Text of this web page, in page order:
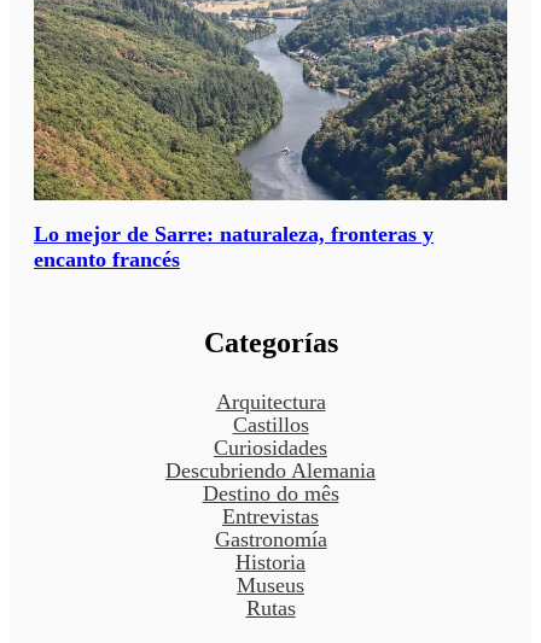
Lo mejor de Sarre: naturaleza, fronteras y
encanto francés
Categorías
Arquitectura
Castillos
Curiosidades
Descubriendo Alemania
Destino do mês
Entrevistas
Gastronomía
Historia
Museus
Rutas